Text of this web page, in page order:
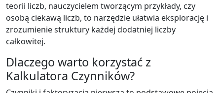
teorii liczb, nauczycielem tworzącym przykłady, czy
osobą ciekawą liczb, to narzędzie ułatwia eksplorację i
zrozumienie struktury każdej dodatniej liczby
całkowitej.
Dlaczego warto korzystać z
Kalkulatora Czynników?